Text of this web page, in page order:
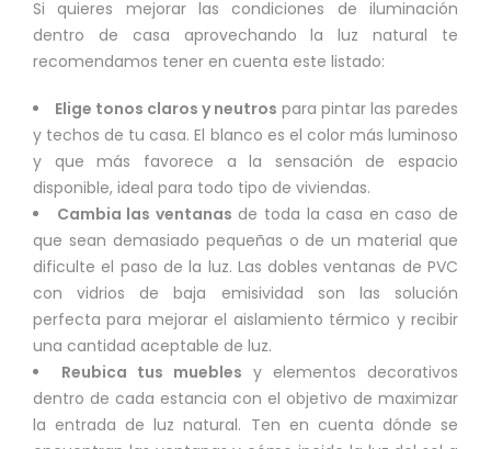
Si quieres mejorar las condiciones de iluminación
dentro de casa aprovechando la luz natural te
recomendamos tener en cuenta este listado:
Elige tonos claros y neutros para pintar las paredes
y techos de tu casa. El blanco es el color más luminoso
y que más favorece a la sensación de espacio
disponible, ideal para todo tipo de viviendas.
Cambia las ventanas de toda la casa en caso de
que sean demasiado pequeñas o de un material que
dificulte el paso de la luz. Las dobles ventanas de PVC
con vidrios de baja emisividad son las solución
perfecta para mejorar el aislamiento térmico y recibir
una cantidad aceptable de luz.
Reubica tus muebles y elementos decorativos
dentro de cada estancia con el objetivo de maximizar
la entrada de luz natural. Ten en cuenta dónde se